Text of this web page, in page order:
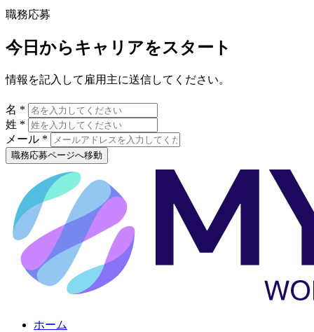
職務応募
今日からキャリアをスタート
情報を記入して雇用主に送信してください。
名 *
姓 *
メール *
職務応募ページへ移動
ホーム